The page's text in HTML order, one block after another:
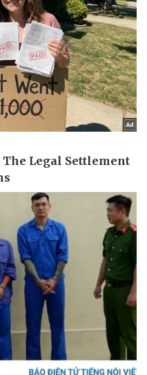
Quân sự - Quốc phòng
Vũ khí